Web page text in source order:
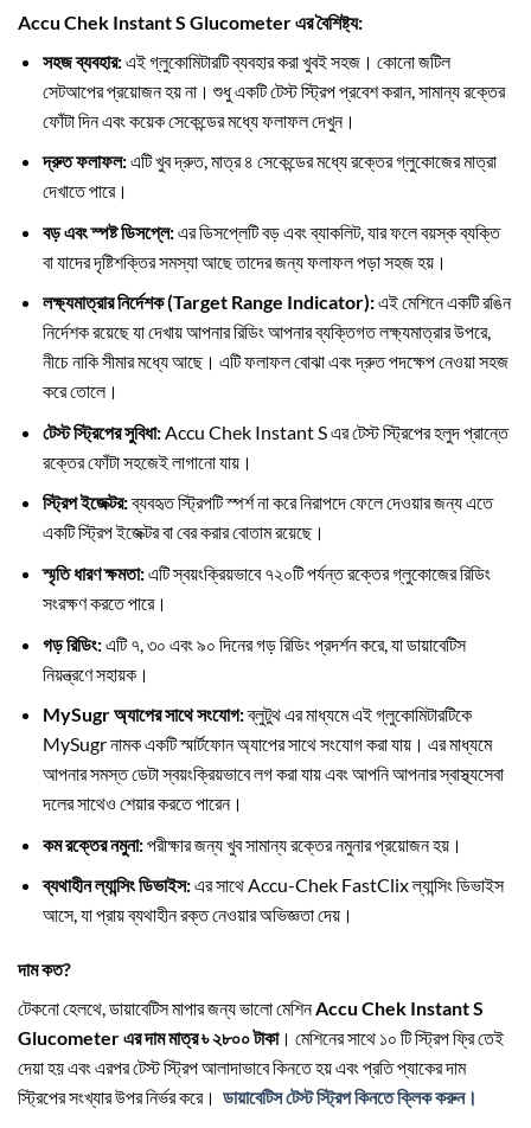
Accu Chek Instant S Glucometer এর বৈশিষ্ট্য:
সহজ ব্যবহার:এই গ্লুকোমিটারটি ব্যবহার করা খুবই সহজ। কোনো জটিল
সেটআপের প্রয়োজন হয় না। শুধু একটি টেস্ট স্ট্রিপ প্রবেশ করান, সামান্য রক্তের
ফোঁটা দিন এবং কয়েক সেকেন্ডের মধ্যে ফলাফল দেখুন।
দ্রুত ফলাফল:এটি খুব দ্রুত, মাত্র ৪ সেকেন্ডের মধ্যে রক্তের গ্লুকোজের মাত্রা
দেখাতে পারে।
বড় এবং স্পষ্ট ডিসপ্লে:এর ডিসপ্লেটি বড় এবং ব্যাকলিট, যার ফলে বয়স্ক ব্যক্তি
বা যাদের দৃষ্টিশক্তির সমস্যা আছে তাদের জন্য ফলাফল পড়া সহজ হয়।
লক্ষ্যমাত্রার নির্দেশক (Target Range Indicator):এই মেশিনে একটি রঙিন
নির্দেশক রয়েছে যা দেখায় আপনার রিডিং আপনার ব্যক্তিগত লক্ষ্যমাত্রার উপরে,
নীচে নাকি সীমার মধ্যে আছে। এটি ফলাফল বোঝা এবং দ্রুত পদক্ষেপ নেওয়া সহজ
করে তোলে।
টেস্ট স্ট্রিপের সুবিধা:Accu Chek Instant S এর টেস্ট স্ট্রিপের হলুদ প্রান্তে
রক্তের ফোঁটা সহজেই লাগানো যায়।
স্ট্রিপ ইজেক্টর:ব্যবহৃত স্ট্রিপটি স্পর্শ না করে নিরাপদে ফেলে দেওয়ার জন্য এতে
একটি স্ট্রিপ ইজেক্টর বা বের করার বোতাম রয়েছে।
স্মৃতি ধারণ ক্ষমতা:এটি স্বয়ংক্রিয়ভাবে ৭২০টি পর্যন্ত রক্তের গ্লুকোজের রিডিং
সংরক্ষণ করতে পারে।
গড় রিডিং:এটি ৭, ৩০ এবং ৯০ দিনের গড় রিডিং প্রদর্শন করে, যা ডায়াবেটিস
নিয়ন্ত্রণে সহায়ক।
MySugr অ্যাপের সাথে সংযোগ:ব্লুটুথ এর মাধ্যমে এই গ্লুকোমিটারটিকে
MySugr নামক একটি স্মার্টফোন অ্যাপের সাথে সংযোগ করা যায়। এর মাধ্যমে
আপনার সমস্ত ডেটা স্বয়ংক্রিয়ভাবে লগ করা যায় এবং আপনি আপনার স্বাস্থ্যসেবা
দলের সাথেও শেয়ার করতে পারেন।
কম রক্তের নমুনা:পরীক্ষার জন্য খুব সামান্য রক্তের নমুনার প্রয়োজন হয়।
ব্যথাহীন ল্যান্সিং ডিভাইস:এর সাথে Accu-Chek FastClix ল্যান্সিং ডিভাইস
আসে, যা প্রায় ব্যথাহীন রক্ত নেওয়ার অভিজ্ঞতা দেয়।
দাম কত?
টেকনো হেলথে, ডায়াবেটিস মাপার জন্য ভালো মেশিনAccu Chek Instant S
Glucometer এর দাম মাত্র ৳ ২৮০০ টাকা। মেশিনের সাথে ১০ টি স্ট্রিপ ফ্রি তেই
দেয়া হয় এবং এরপর টেস্ট স্ট্রিপ আলাদাভাবে কিনতে হয় এবং প্রতি প্যাকের দাম
স্ট্রিপের সংখ্যার উপর নির্ভর করে। ডায়াবেটিস টেস্ট স্ট্রিপ কিনতে ক্লিক করুন।